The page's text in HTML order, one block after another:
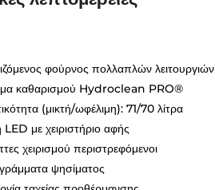
φούρνος πολλαπλών λειτουργιών
καθαρισμού Hydroclean PRO®
(μικτή/ωφέλιμη): 71/70 λίτρα
με χειριστήριο αφής
χειρισμού περιστρεφόμενοι
ψησίματος